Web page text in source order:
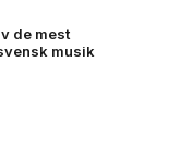
de mest
musik